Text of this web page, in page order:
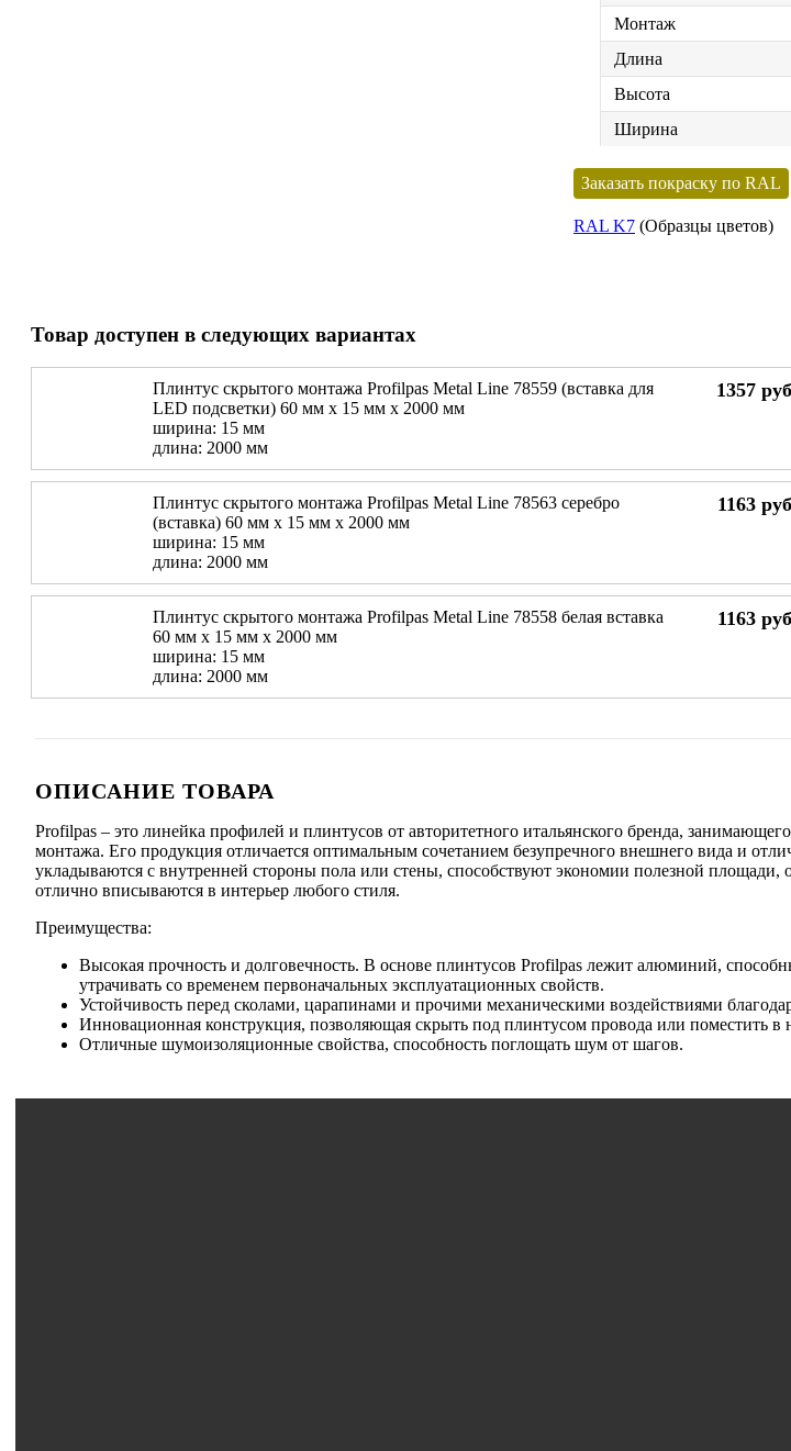
Монтаж
Длина
Высота
Ширина
Заказать покраску по RAL
RAL K7 (Образцы цветов)
Товар доступен в следующих вариантах
Плинтус скрытого монтажа Profilpas Metal Line 78559 (вставка для
LED подсветки) 60 мм x 15 мм х 2000 мм
ширина: 15 мм
длина: 2000 мм
1357
Плинтус скрытого монтажа Profilpas Metal Line 78563 серебро
(вставка) 60 мм x 15 мм х 2000 мм
ширина: 15 мм
длина: 2000 мм
1163
Плинтус скрытого монтажа Profilpas Metal Line 78558 белая вставка
60 мм x 15 мм х 2000 мм
ширина: 15 мм
длина: 2000 мм
1163
ОПИСАНИЕ ТОВАРА
Profilpas – это линейка профилей и плинтусов от авторитетного итальянского бренда,
монтажа. Его продукция отличается оптимальным сочетанием безупречного внешнего вида и
укладываются с внутренней стороны пола или стены, способствуют экономии полезной площади,
отлично вписываются в интерьер любого стиля.
Преимущества:
Высокая прочность и долговечность. В основе плинтусов Profilpas лежит алюминий,
утрачивать со временем первоначальных эксплуатационных свойств.
Устойчивость перед сколами, царапинами и прочими механическими воздействиями
Инновационная конструкция, позволяющая скрыть под плинтусом провода или поместить в
Отличные шумоизоляционные свойства, способность поглощать шум от шагов.